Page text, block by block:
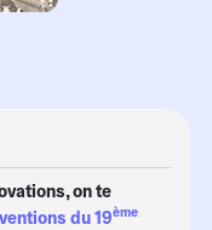
on te
du 19ème